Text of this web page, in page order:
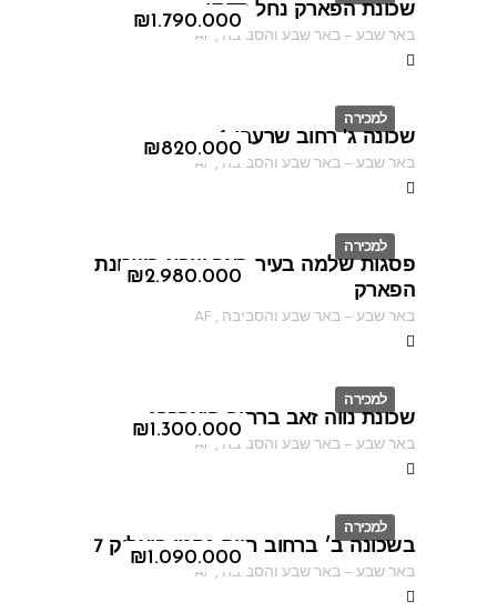
ID
₪1.790.000
שכונת הפארק נחל קדרון
באר שבע–באר שבע והסביבה ,
AF
למכירה
ID
₪820.000
שכונה ג' רחוב שרעבי 6
באר שבע–באר שבע והסביבה ,
AF
למכירה
ID
₪2.980.000
פסגות שלמה בעיר באר שבע בשכונת
הפארק
באר שבע–באר שבע והסביבה ,
AF
למכירה
ID
₪1.300.000
שכונת נווה זאב ברחוב פיארברג
באר שבע–באר שבע והסביבה ,
AF
למכירה
ID
₪1.090.000
בשכונה ב׳ ברחוב חיים נחמן ביאליק 7
באר שבע–באר שבע והסביבה ,
AF